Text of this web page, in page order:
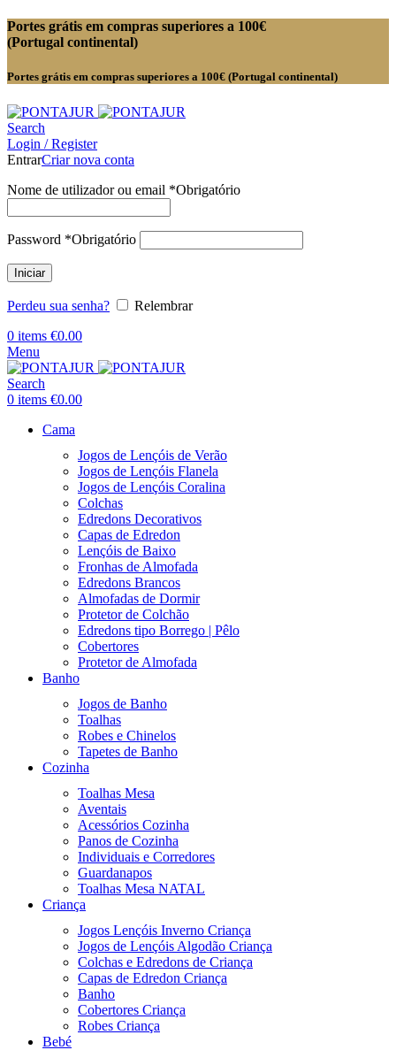
Portes grátis em compras superiores a 100€
(Portugal continental)
Portes grátis em compras superiores a 100€ (Portugal continental)
Search
Login / Register
EntrarCriar nova conta
Nome de utilizador ou email *Obrigatório
Password *Obrigatório
Iniciar
Perdeu sua senha?
Relembrar
0 items €0.00
Menu
Search
0 items €0.00
Cama
Jogos de Lençóis de Verão
Jogos de Lençóis Flanela
Jogos de Lençóis Coralina
Colchas
Edredons Decorativos
Capas de Edredon
Lençóis de Baixo
Fronhas de Almofada
Edredons Brancos
Almofadas de Dormir
Protetor de Colchão
Edredons tipo Borrego | Pêlo
Cobertores
Protetor de Almofada
Banho
Jogos de Banho
Toalhas
Robes e Chinelos
Tapetes de Banho
Cozinha
Toalhas Mesa
Aventais
Acessórios Cozinha
Panos de Cozinha
Individuais e Corredores
Guardanapos
Toalhas Mesa NATAL
Criança
Jogos Lençóis Inverno Criança
Jogos de Lençóis Algodão Criança
Colchas e Edredons de Criança
Capas de Edredon Criança
Banho
Cobertores Criança
Robes Criança
Bebé